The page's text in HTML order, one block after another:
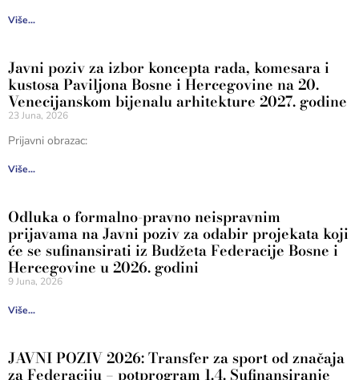
Više...
Javni poziv za izbor koncepta rada, komesara i
kustosa Paviljona Bosne i Hercegovine na 20.
Venecijanskom bijenalu arhitekture 2027. godine
23 Juna, 2026
Prijavni obrazac:
Više...
Odluka o formalno-pravno neispravnim
prijavama na Javni poziv za odabir projekata koji
će se sufinansirati iz Budžeta Federacije Bosne i
Hercegovine u 2026. godini
9 Juna, 2026
Više...
JAVNI POZIV 2026: Transfer za sport od značaja
za Federaciju – potprogram 1.4. Sufinansiranje